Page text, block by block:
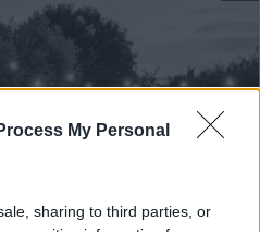
My Personal
sharing to third parties, or